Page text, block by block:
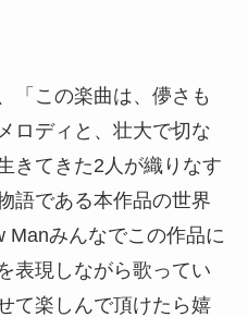
「この楽曲は、儚さも
ロディと、壮大で切な
きてきた2人が織りなす
語である本作品の世界
Manみんなでこの作品に
表現しながら歌ってい
て楽しんで頂けたら嬉